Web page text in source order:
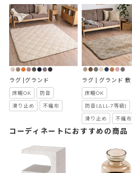
ラグ |グランド
床暖OK 防音
滑り止め 不織布
ラグ | グランド 敷
床暖OK
防音(ΔLL-7等級)
滑り止め 不織布
コーディネートにおすすめの商品